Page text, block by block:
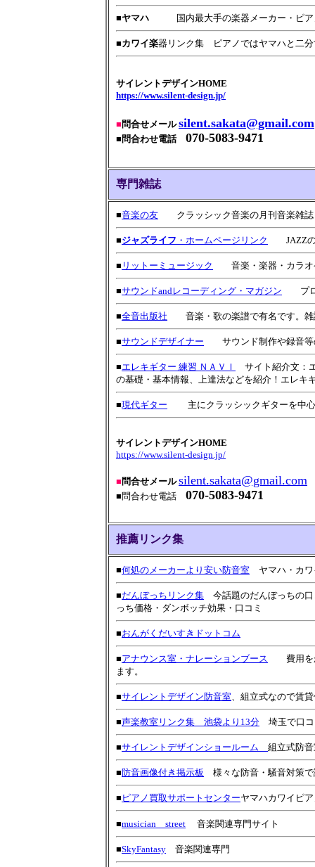
■ヤマハ 国内最大手の楽器メーカー・ピア
■カワイ楽器リンク集 ピアノではヤマハと二分
サイレントデザインHOME
https://www.silent-design.jp/
■ 問合せメールsilent.sakata@gmail.com
■問合わせ電話 070-5083-9471
専門雑誌
■音楽の友 クラッシック音楽の月刊音楽雑誌
■ジャズライフ ・ホームページリンク JAZZの
■ リットーミュージック 音楽・楽器・カラオ
■サウンドandレコーディング・マガジン プロ
■全音出版社 音楽・歌の楽譜で有名です。雑
■サウンドデザイナー サウンド制作や録音等
■エレキギター 練習 ＮＡＶＩ
サイト紹介文：
の基礎・基本情報、上達法などを紹介！エレキ
■現代ギター 主にクラッシックギターを中心
サイレントデザインHOME
https://www.silent-design.jp/
■ 問合せメール silent.sakata@gmail.com
■問合わせ電話 070-5083-9471
推薦リンク集
■何処のメーカーより安い防音室 ヤマハ・カワ
■だんぼっちリンク集 今話題のだんぼっちの口
っち価格・ダンボッチ効果・口コミ
■おんがくだいすきドットコム
■アナウンス室・ナレーションブース
費用をか
ます。
■サイレントデザイン防音室 、組立式なので賃
■声楽教室リンク集 池袋より13分 埼玉で口コ
■サイレントデザインショールーム 組立式防
■防音画像付き掲示板 様々な防音・騒音対策
■ ピアノ買取サポートセンターヤマハカワイピ
■musician street 音楽関連専門サイト
■SkyFantasy 音楽関連専門